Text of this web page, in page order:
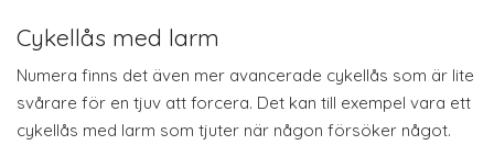
Cykellås med larm
Numera finns det även mer avancerade cykellås som är lite
svårare för en tjuv att forcera. Det kan till exempel vara ett
cykellås med larm som tjuter när någon försöker något.